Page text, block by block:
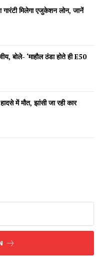
on AIN
मिलेगा एजुकेशन लोन, जानें
बोले- ‘माहौल ठंडा होते ही E50
में मौत, झांसी जा रही कार